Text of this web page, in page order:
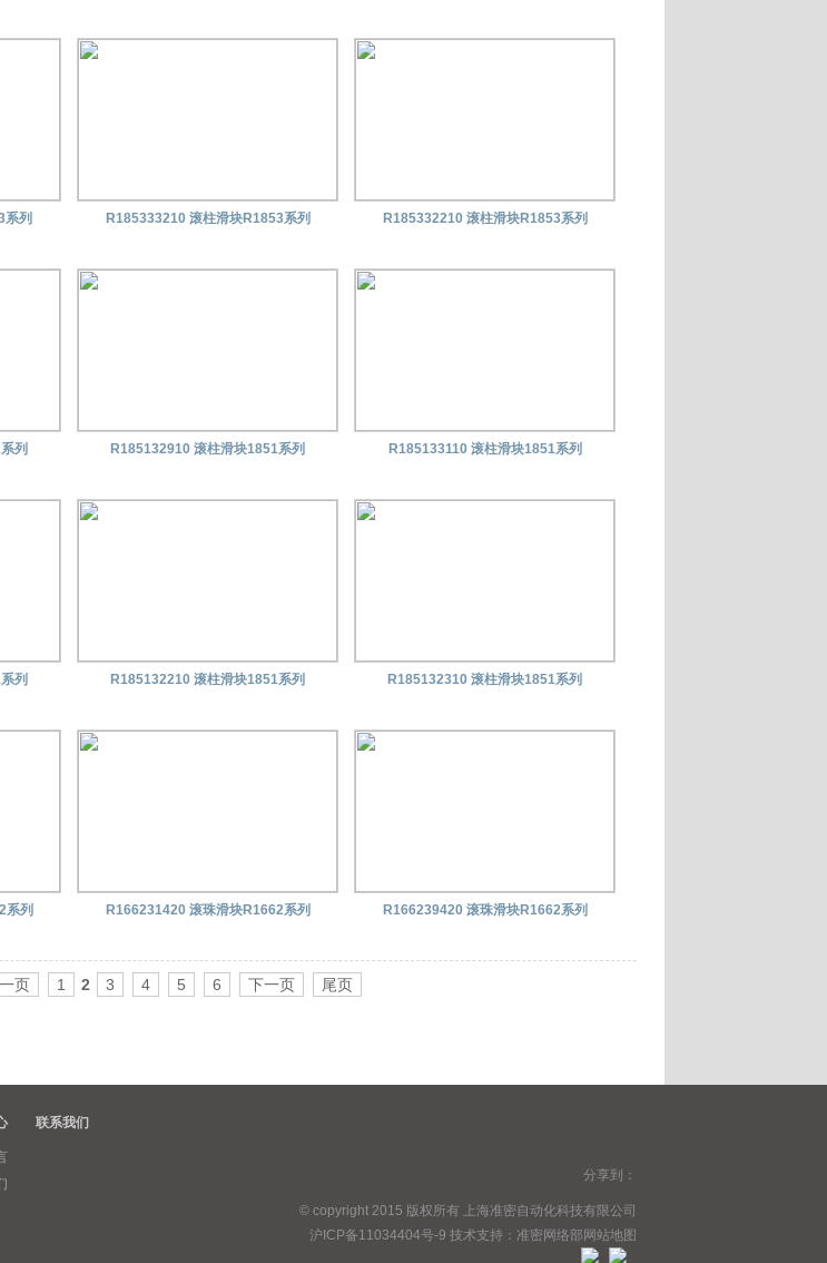
限制。这是一种价格经济的有一定限度防腐保护的款式。
系列 R185333210 滚柱滑块R1853系列 R185332210 滚柱滑块R1853系列
列 R185132910 滚柱滑块1851系列 R185133110 滚柱滑块1851系列
列 R185132210 滚柱滑块1851系列 R185132310 滚柱滑块1851系列
系列 R166231420 滚珠滑块R1662系列 R166239420 滚珠滑块R1662系列
一页 1 2 3 4 5 6 下一页 尾页
联系我们
分享到：
© copyright 2015 版权所有 上海准密自动化科技有限公司
沪ICP备11034404号-9 技术支持： 准密网络部 网站地图